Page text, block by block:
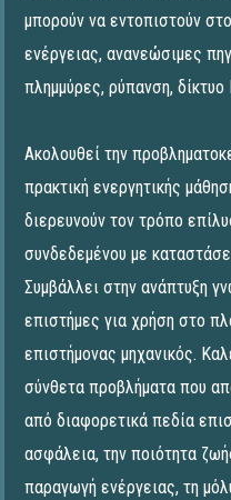
μπορούν να εντοπιστούν
ενέργειας, ανανεώσιμες
πλημμύρες, ρύπανση,
Ακολουθεί την
πρακτική ενεργητικής
διερευνούν τον τρόπο
συνδεδεμένου με
Συμβάλλει στην ανάπτυξη
επιστήμες για χρήση στο
επιστήμονας μηχανικός.
σύνθετα προβλήματα που
από διαφορετικά πεδία
ασφάλεια, την ποιότητα
παραγωγή ενέργειας, τη